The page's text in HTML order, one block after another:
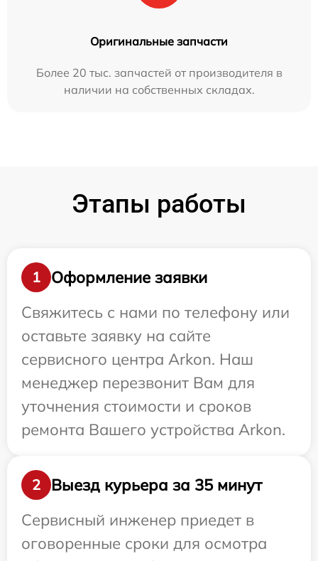
Оригинальные запчасти
Более 20 тыс. запчастей от производителя в
наличии на собственных складах.
Этапы работы
1
Оформление заявки
Свяжитесь с нами по телефону или
оставьте заявку на сайте
сервисного центра Arkon. Наш
менеджер перезвонит Вам для
уточнения стоимости и сроков
ремонта Вашего устройства Arkon.
2
Выезд курьера за 35 минут
Сервисный инженер приедет в
оговоренные сроки для осмотра